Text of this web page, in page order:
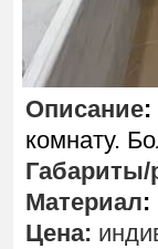
Описание:
комнату.
Материал:
Цена: